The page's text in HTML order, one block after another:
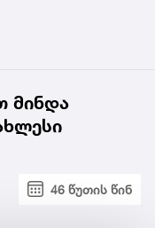
მინდა
46 წუთის წინ